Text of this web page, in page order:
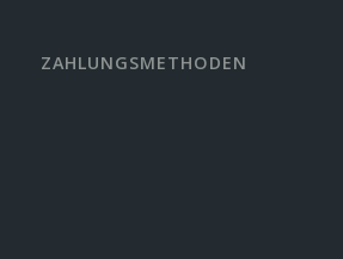
ZAHLUNGSMETHODEN